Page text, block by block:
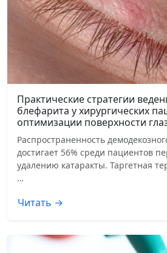
Практические стратегии
блефарита у хирургических
оптимизации поверхности
Распространенность
достигает 56% среди пациентов
удалению катаракты. Таргетная
…
Читать →